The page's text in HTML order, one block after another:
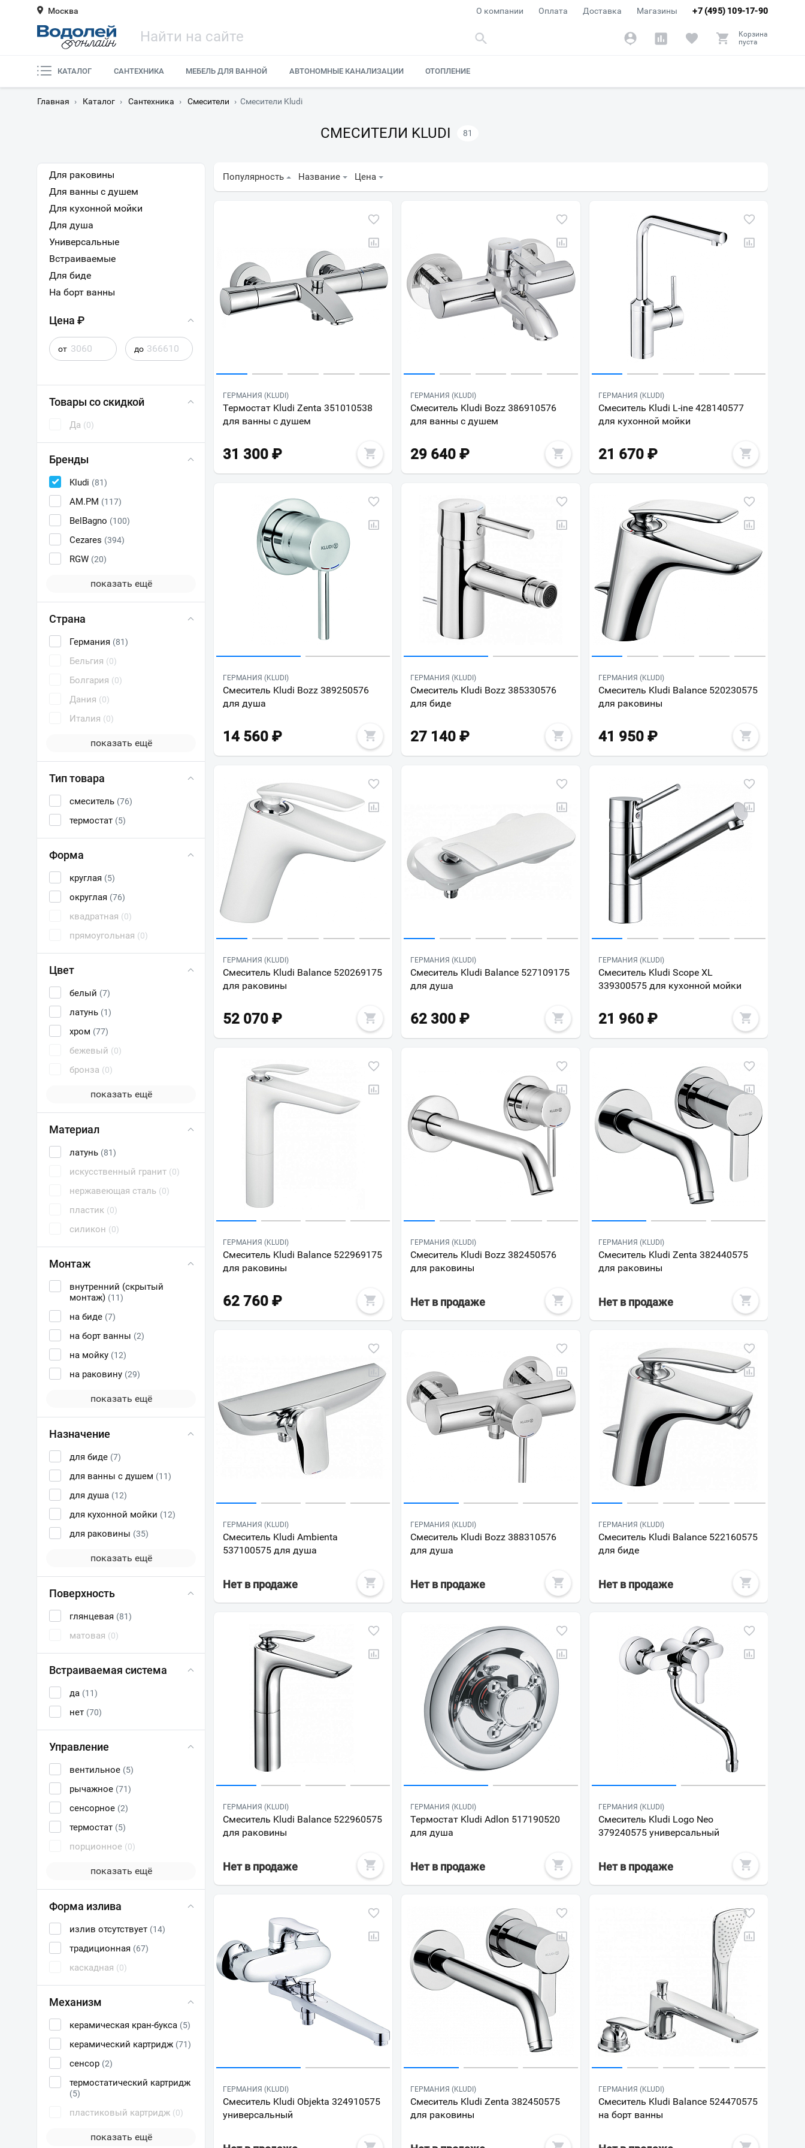
Москва +7 (495) 109-17-90
О компании Оплата Доставка Магазины
Корзина
пуста
КАТАЛОГ САНТЕХНИКА МЕБЕЛЬ ДЛЯ ВАННОЙ АВТОНОМНЫЕ КАНАЛИЗАЦИИ ОТОПЛЕНИЕ
Главная › Каталог › Сантехника › Смесители › Смесители Kludi
СМЕСИТЕЛИ KLUDI 81
Для раковины
Для ванны с душем
Для кухонной мойки
Для душа
Универсальные
Встраиваемые
Для биде
На борт ванны
Цена ₽
от до
Товары со скидкой
Да (0)
Бренды
Kludi (81)
AM.PM (117)
BelBagno (100)
Cezares (394)
RGW (20)
показать ещё
Страна
Германия (81)
Бельгия (0)
Болгария (0)
Дания (0)
Италия (0)
показать ещё
Тип товара
смеситель (76)
термостат (5)
Форма
круглая (5)
округлая (76)
квадратная (0)
прямоугольная (0)
Цвет
белый (7)
латунь (1)
хром (77)
бежевый (0)
бронза (0)
показать ещё
Материал
латунь (81)
искусственный гранит (0)
нержавеющая сталь (0)
пластик (0)
силикон (0)
Монтаж
внутренний (скрытый
монтаж) (11)
на биде (7)
на борт ванны (2)
на мойку (12)
на раковину (29)
показать ещё
Назначение
для биде (7)
для ванны с душем (11)
для душа (12)
для кухонной мойки (12)
для раковины (35)
показать ещё
Поверхность
глянцевая (81)
матовая (0)
Встраиваемая система
да (11)
нет (70)
Управление
вентильное (5)
рычажное (71)
сенсорное (2)
термостат (5)
порционное (0)
показать ещё
Форма излива
излив отсутствует (14)
традиционная (67)
каскадная (0)
Механизм
керамическая кран-букса (5)
керамический картридж (71)
сенсор (2)
термостатический картридж
(5)
пластиковый картридж (0)
показать ещё
Популярность Название Цена
ГЕРМАНИЯ (KLUDI)
Термостат Kludi Zenta 351010538
для ванны с душем
31 300 ₽
ГЕРМАНИЯ (KLUDI)
Смеситель Kludi Bozz 386910576
для ванны с душем
29 640 ₽
ГЕРМАНИЯ (KLUDI)
Смеситель Kludi L-ine 428140577
для кухонной мойки
21 670 ₽
ГЕРМАНИЯ (KLUDI)
Смеситель Kludi Bozz 389250576
для душа
14 560 ₽
ГЕРМАНИЯ (KLUDI)
Смеситель Kludi Bozz 385330576
для биде
27 140 ₽
ГЕРМАНИЯ (KLUDI)
Смеситель Kludi Balance 520230575
для раковины
41 950 ₽
ГЕРМАНИЯ (KLUDI)
Смеситель Kludi Balance 520269175
для раковины
52 070 ₽
ГЕРМАНИЯ (KLUDI)
Смеситель Kludi Balance 527109175
для душа
62 300 ₽
ГЕРМАНИЯ (KLUDI)
Смеситель Kludi Scope XL
339300575 для кухонной мойки
21 960 ₽
ГЕРМАНИЯ (KLUDI)
Смеситель Kludi Balance 522969175
для раковины
62 760 ₽
ГЕРМАНИЯ (KLUDI)
Смеситель Kludi Bozz 382450576
для раковины
Нет в продаже
ГЕРМАНИЯ (KLUDI)
Смеситель Kludi Zenta 382440575
для раковины
Нет в продаже
ГЕРМАНИЯ (KLUDI)
Смеситель Kludi Ambienta
537100575 для душа
Нет в продаже
ГЕРМАНИЯ (KLUDI)
Смеситель Kludi Bozz 388310576
для душа
Нет в продаже
ГЕРМАНИЯ (KLUDI)
Смеситель Kludi Balance 522160575
для биде
Нет в продаже
ГЕРМАНИЯ (KLUDI)
Смеситель Kludi Balance 522960575
для раковины
Нет в продаже
ГЕРМАНИЯ (KLUDI)
Термостат Kludi Adlon 517190520
для душа
Нет в продаже
ГЕРМАНИЯ (KLUDI)
Смеситель Kludi Logo Neo
379240575 универсальный
Нет в продаже
ГЕРМАНИЯ (KLUDI)
Смеситель Kludi Objekta 324910575
универсальный
ГЕРМАНИЯ (KLUDI)
Смеситель Kludi Zenta 382450575
для раковины
ГЕРМАНИЯ (KLUDI)
Смеситель Kludi Balance 524470575
на борт ванны
Москва
Мурманск
Ваш город?
Всё верно